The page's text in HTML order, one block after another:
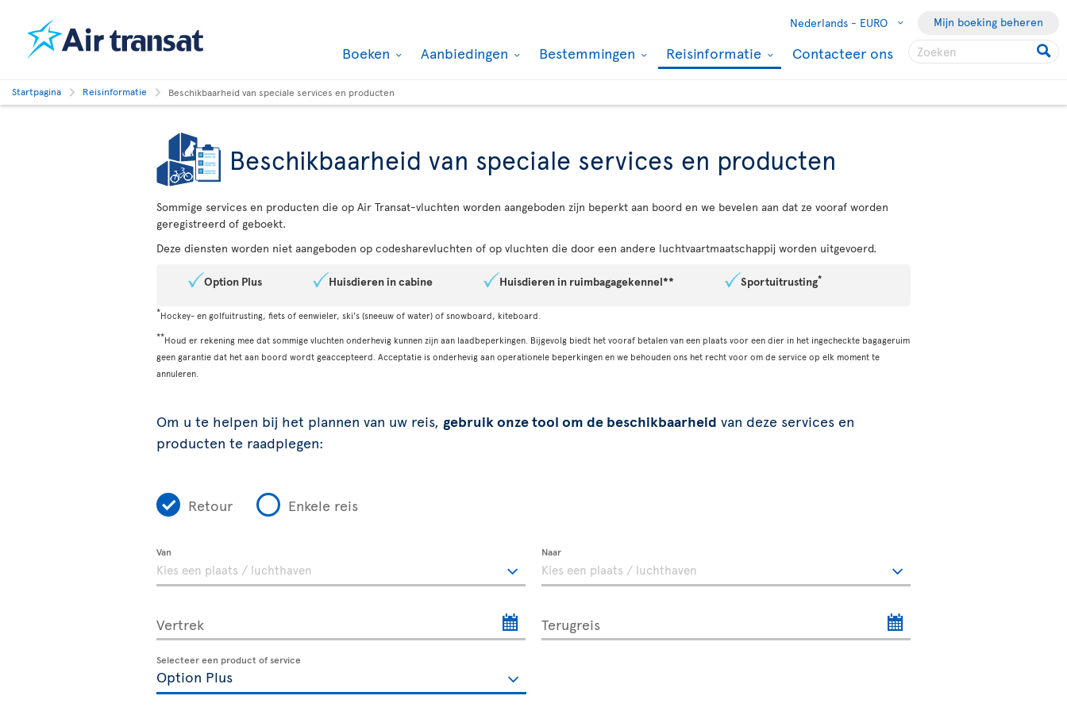
Nederlands - EURO Mijn boeking beheren
Boeken Aanbiedingen Bestemmingen Reisinformatie Contacteer ons
Startpagina Reisinformatie Beschikbaarheid van speciale services en producten
Beschikbaarheid van speciale services en producten
Sommige services en producten die op Air Transat-vluchten worden aangeboden zijn beperkt aan boord en we bevelen aan dat ze vooraf worden
geregistreerd of geboekt.
Deze diensten worden niet aangeboden op codesharevluchten of op vluchten die door een andere luchtvaartmaatschappij worden uitgevoerd.
Option Plus Huisdieren in cabine Huisdieren in ruimbagagekennel** Sportuitrusting*
*Hockey- en golfuitrusting, fiets of eenwieler, ski's (sneeuw of water) of snowboard, kiteboard.
**Houd er rekening mee dat sommige vluchten onderhevig kunnen zijn aan laadbeperkingen. Bijgevolg biedt het vooraf betalen van een plaats voor een dier in het ingecheckte bagageruim
geen garantie dat het aan boord wordt geaccepteerd. Acceptatie is onderhevig aan operationele beperkingen en we behouden ons het recht voor om de service op elk moment te
annuleren.
Om u te helpen bij het plannen van uw reis, gebruik onze tool om de beschikbaarheid van deze services en
producten te raadplegen:
Retour Enkele reis
Van Naar
Vertrek Terugreis
Selecteer een product of service